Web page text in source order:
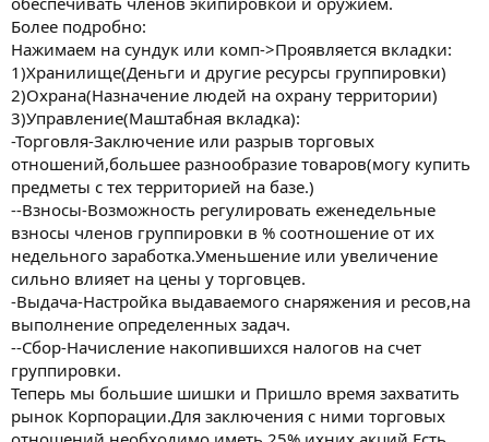
Более подробно:
Нажимаем на сундук или комп->Проявляется вкладки:
1)Хранилище(Деньги и другие ресурсы группировки)
2)Охрана(Назначение людей на охрану территории)
3)Управление(Маштабная вкладка):
-Торговля-Заключение или разрыв торговых
отношений,большее разнообразие товаров(могу купить
предметы с тех территорией на базе.)
--Взносы-Возможность регулировать еженедельные
взносы членов группировки в % соотношение от их
недельного заработка.Уменьшение или увеличение
сильно влияет на цены у торговцев.
-Выдача-Настройка выдаваемого снаряжения и ресов,на
выполнение определенных задач.
--Сбор-Начисление накопившихся налогов на счет
группировки.
Теперь мы большие шишки и Пришло время захватить
рынок Корпорации.Для заключения с ними торговых